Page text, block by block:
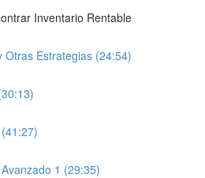
Inventario Rentable
Otras Estrategias (24:54)
1 (29:35)